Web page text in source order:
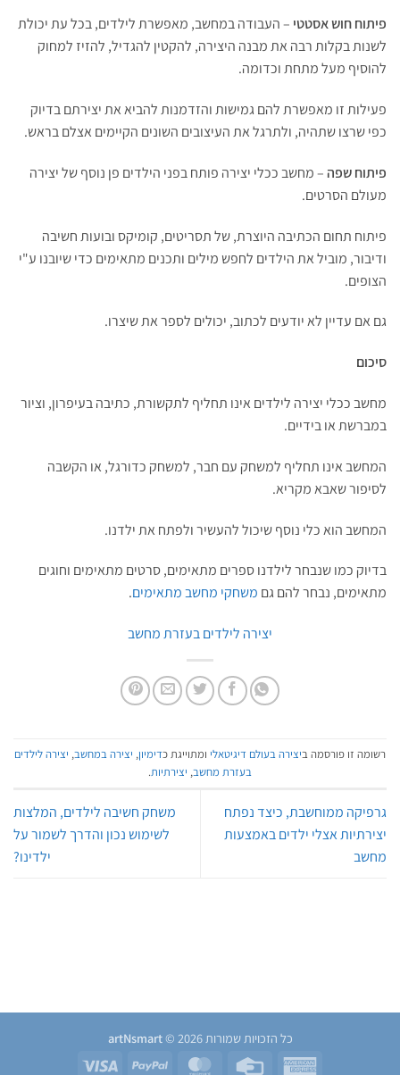
פיתוח חוש אסטטי – העבודה במחשב, מאפשרת לילדים, בכל עת יכולת
לשנות בקלות רבה את מבנה היצירה, להקטין להגדיל, להזיז למחוק
להוסיף מעל מתחת וכדומה.
פעילות זו מאפשרת להם גמישות והזדמנות להביא את יצירתם בדיוק
כפי שרצו שתהיה, ולתרגל את העיצובים השונים הקיימים אצלם בראש.
פיתוח שפה – מחשב ככלי יצירה פותח בפני הילדים פן נוסף של יצירה
מעולם הסרטים.
פיתוח תחום הכתיבה היוצרת, של תסריטים, קומיקס ובועות חשיבה
ודיבור, מוביל את הילדים לחפש מילים ותכנים מתאימים כדי שיובנו ע"י
הצופים.
גם אם עדיין לא יודעים לכתוב, יכולים לספר את שיצרו.
סיכום
מחשב ככלי יצירה לילדים אינו תחליף לתקשורת, כתיבה בעיפרון, וציור
במברשת או בידיים.
המחשב אינו תחליף למשחק עם חבר, למשחק כדורגל, או הקשבה
לסיפור שאבא מקריא.
המחשב הוא כלי נוסף שיכול להעשיר ולפתח את ילדנו.
בדיוק כמו שנבחר לילדנו ספרים מתאימים, סרטים מתאימים וחוגים
מתאימים, נבחר להם גם משחקי מחשב מתאימים.
יצירה לילדים בעזרת מחשב
רשומה זו פורסמה ביצירה בעולם דיגיטאלי ומתוייגת כדימיון, יצירה במחשב, יצירה לילדים
בעזרת מחשב, יצירתיות.
גרפיקה ממוחשבת, כיצד נפתח
יצירתיות אצלי ילדים באמצעות
מחשב
משחק חשיבה לילדים, המלצות
לשימוש נכון והדרך לשמור על
ילדינו?
כל הזכויות שמורות 2026 ©
artNsmart
American
Credit
MasterCard
PayPal